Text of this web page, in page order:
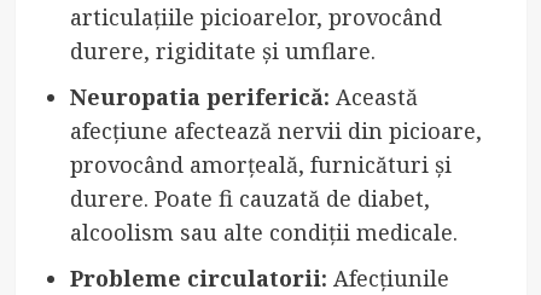
articulațiile picioarelor, provocând
durere, rigiditate și umflare.
Neuropatia periferică: Această
afecțiune afectează nervii din picioare,
provocând amorțeală, furnicături și
durere. Poate fi cauzată de diabet,
alcoolism sau alte condiții medicale.
Probleme circulatorii: Afecțiunile